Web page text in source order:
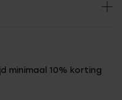
minimaal 10% korting